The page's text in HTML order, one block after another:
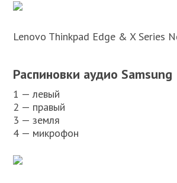
Lenovo Thinkpad Edge & X Series
Распиновки аудио Samsung
1 — левый
2 — правый
3 — земля
4 — микрофон